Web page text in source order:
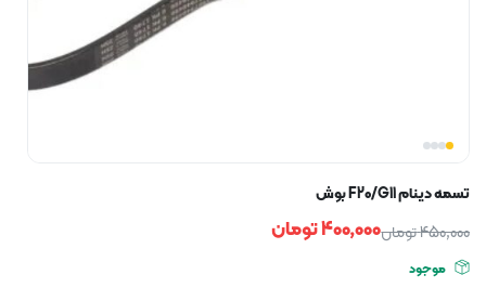
تسمه دینام F20/G11 بوش
450,000تومان400,000تومان
موجود